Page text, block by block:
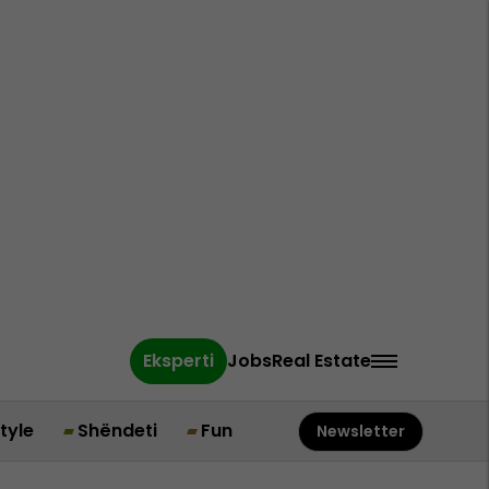
Eksperti JobsReal Estate
Shëndeti Fun Newsletter